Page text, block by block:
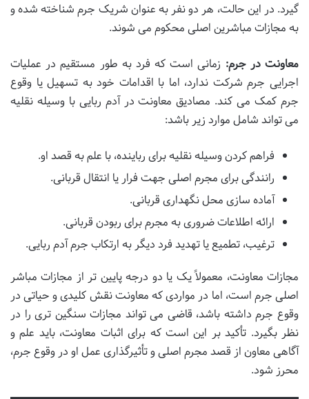
گیرد. در این حالت، هر دو نفر به عنوان شریک جرم شناخته شده و
به مجازات مباشرین اصلی محکوم می شوند.
معاونت در جرم: زمانی است که فرد به طور مستقیم در عملیات
اجرایی جرم شرکت ندارد، اما با اقدامات خود به تسهیل یا وقوع
جرم کمک می کند. مصادیق معاونت در آدم ربایی با وسیله نقلیه
می تواند شامل موارد زیر باشد:
فراهم کردن وسیله نقلیه برای رباینده، با علم به قصد او.
رانندگی برای مجرم اصلی جهت فرار یا انتقال قربانی.
آماده سازی محل نگهداری قربانی.
ارائه اطلاعات ضروری به مجرم برای ربودن قربانی.
ترغیب، تطمیع یا تهدید فرد دیگر به ارتکاب جرم آدم ربایی.
مجازات معاونت، معمولاً یک یا دو درجه پایین تر از مجازات مباشر
اصلی جرم است، اما در مواردی که معاونت نقش کلیدی و حیاتی در
وقوع جرم داشته باشد، قاضی می تواند مجازات سنگین تری را در
نظر بگیرد. تأکید بر این است که برای اثبات معاونت، باید علم و
آگاهی معاون از قصد مجرم اصلی و تأثیرگذاری عمل او در وقوع جرم،
محرز شود.